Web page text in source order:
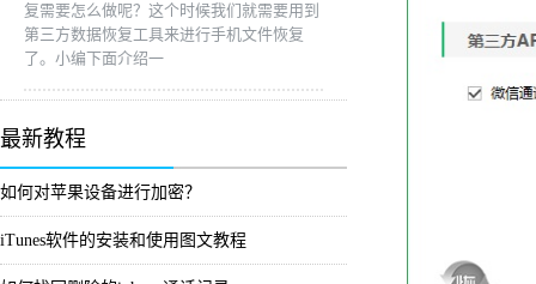
复需要怎么做呢？这个时候我们就需要用到
第三方数据恢复工具来进行手机文件恢复
了。小编下面介绍一
最新教程
如何对苹果设备进行加密？
iTunes软件的安装和使用图文教程